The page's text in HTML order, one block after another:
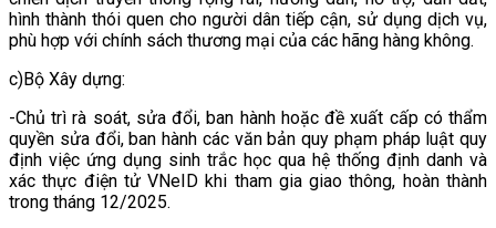
hình thành thói quen cho người dân tiếp cận, sử dụng dịch vụ,
phù hợp với chính sách thương mại của các hãng hàng không.
c)Bộ Xây dựng:
-Chủ trì rà soát, sửa đổi, ban hành hoặc đề xuất cấp có thẩm
quyền sửa đổi, ban hành các văn bản quy phạm pháp luật quy
định việc ứng dụng sinh trắc học qua hệ thống định danh và
xác thực điện tử VNeID khi tham gia giao thông, hoàn thành
trong tháng 12/2025.